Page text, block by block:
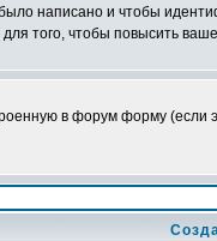
написано и чтобы
того, чтобы повысить
в форум форму